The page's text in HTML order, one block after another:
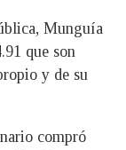
Munguía
que son
y de su
compró